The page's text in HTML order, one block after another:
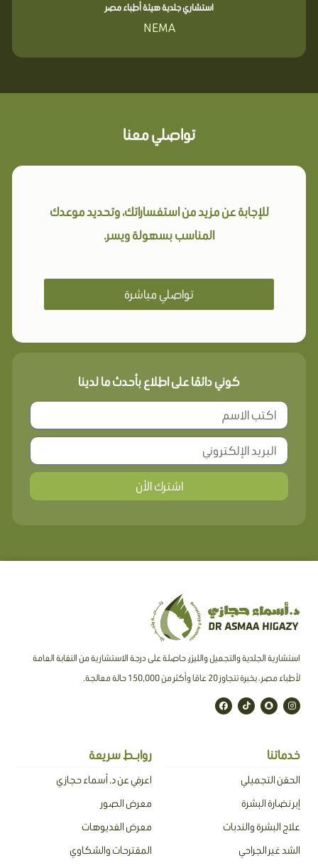
استشاري جلدية هيئة أطباء مصر
NEMA
تواصلي معنا
للإجابة عن مزيد من استفساراتك، وتحديد موعدك
المناسب بسهولة ويسر.
تواصلي مباشرة
كوني دائمًا على اطلاع بأحدث ما لدينا
اشترك الأن
استشارية الجلدية والتجميل والليزر، حاصلة على درجة الاستشارية من النقابة العامة
لأطباء مصر ، بخبرة تتجاوز 20 عامًا وأكثر من 150,000 حالة معالجة.
I
n
s
a
S
n
a
a
t
T
i
k
F
a
c
خدماتنا
الحقن التجميلي
إبر نضارة البشرة
علاج البشرة والندبات
الشد غير الجراحي
روابـط سريعة
اعرفي عن د. أسماء حجازي
معرض الصور
معرض الفديوهات
المقترحات والشكاوي